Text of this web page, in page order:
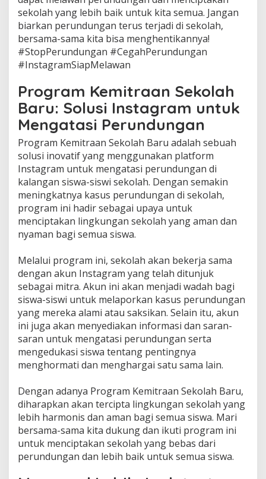
sekolah yang lebih baik untuk kita semua. Jangan
biarkan perundungan terus terjadi di sekolah,
bersama-sama kita bisa menghentikannya!
#StopPerundungan #CegahPerundungan
#InstagramSiapMelawan
Program Kemitraan Sekolah
Baru: Solusi Instagram untuk
Mengatasi Perundungan
Program Kemitraan Sekolah Baru adalah sebuah
solusi inovatif yang menggunakan platform
Instagram untuk mengatasi perundungan di
kalangan siswa-siswi sekolah. Dengan semakin
meningkatnya kasus perundungan di sekolah,
program ini hadir sebagai upaya untuk
menciptakan lingkungan sekolah yang aman dan
nyaman bagi semua siswa.
Melalui program ini, sekolah akan bekerja sama
dengan akun Instagram yang telah ditunjuk
sebagai mitra. Akun ini akan menjadi wadah bagi
siswa-siswi untuk melaporkan kasus perundungan
yang mereka alami atau saksikan. Selain itu, akun
ini juga akan menyediakan informasi dan saran-
saran untuk mengatasi perundungan serta
mengedukasi siswa tentang pentingnya
menghormati dan menghargai satu sama lain.
Dengan adanya Program Kemitraan Sekolah Baru,
diharapkan akan tercipta lingkungan sekolah yang
lebih harmonis dan aman bagi semua siswa. Mari
bersama-sama kita dukung dan ikuti program ini
untuk menciptakan sekolah yang bebas dari
perundungan dan lebih baik untuk semua siswa.